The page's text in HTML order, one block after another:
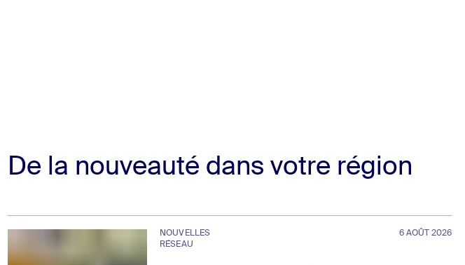
De la nouveauté dans votre région
NOUVELLES
RÉSEAU
6 AOÛT 2026